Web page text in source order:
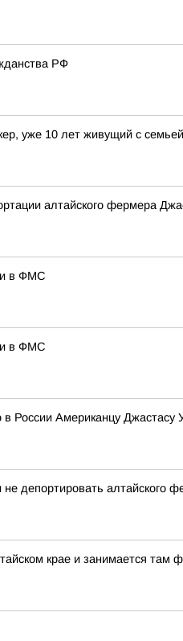
РФ
уже 10 лет живущий с
алтайского фермера
в ФМС
в ФМС
России Американцу
депортировать алтайского
крае и занимается